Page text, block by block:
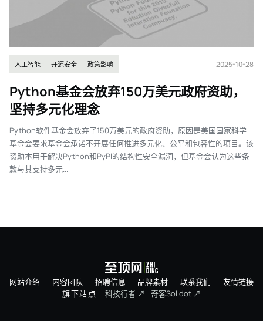
人工智能 开源安全 政策影响 2025-10-28
Python基金会放弃150万美元政府资助，
坚持多元化理念
Python软件基金会放弃了150万美元的政府资助，原因是美国国家科学
基金会要求基金会承诺不开展任何推进多元化、公平和包容性的项目。该
资助本用于解决Python和PyPI的结构性安全漏洞，但基金会认为这些条
款与其支持多元...
网站介绍 内容团队 招聘信息 品牌素材 联系我们
友情链接
旗下站点
科技行者 ↗ 奇客Solidot ↗